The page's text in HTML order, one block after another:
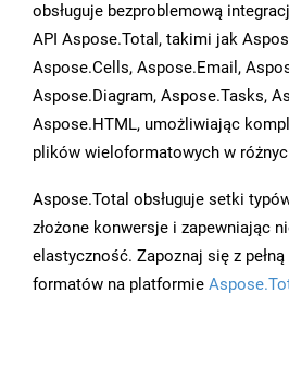
obsługuje bezproblemową
API Aspose.Total, takimi jak
Aspose.Cells, Aspose.Email,
Aspose.Diagram, Aspose.Tasks,
Aspose.HTML, umożliwiając
plików wieloformatowych w
Aspose.Total obsługuje setki
złożone konwersje i zapewniając
elastyczność. Zapoznaj się z
formatów na platformie